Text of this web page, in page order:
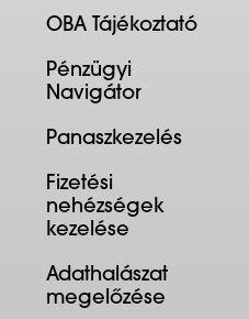
OBA Tájékoztató
Pénzügyi
Navigátor
Panaszkezelés
Fizetési
nehézségek
kezelése
Adathalászat
megelőzése